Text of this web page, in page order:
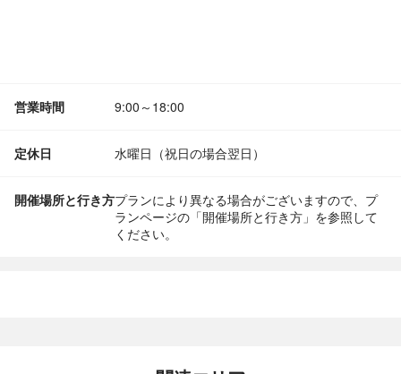
営業時間 9:00～18:00
定休日 水曜日（祝日の場合翌日）
開催場所と行き方プランにより異なる場合がございますので、プ
ランページの「開催場所と行き方」を参照して
ください。